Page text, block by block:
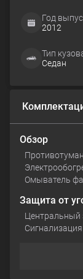
Год
2012
Тип
Седан
Обзор
Омыватель
Защита от
Центральный
Сигнализация